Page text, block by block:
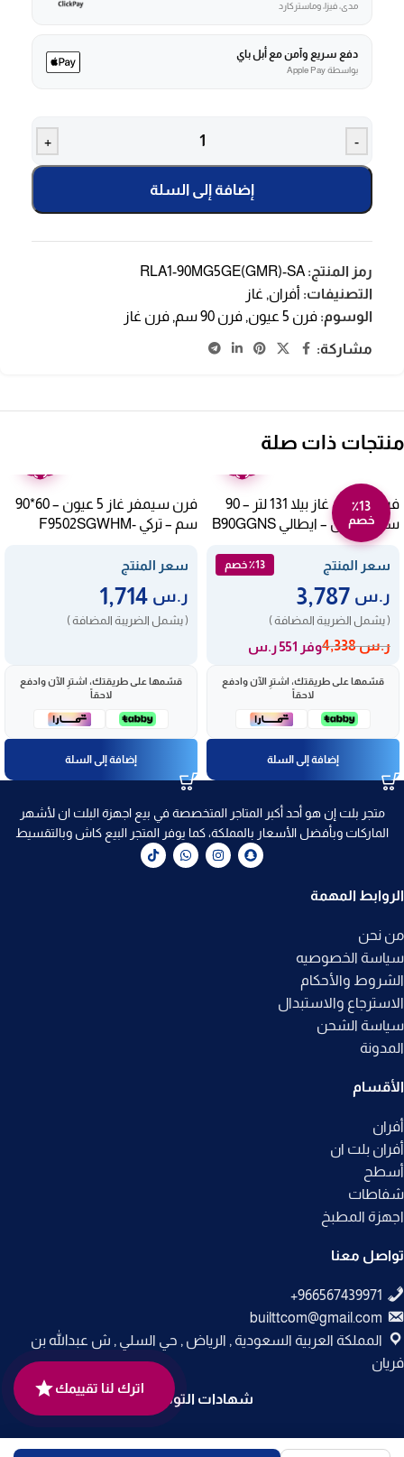
مدى، فيزا، وماستركارد
دفع سريع وآمن مع أبل باي
بواسطة Apple Pay
-
+
إضافة إلى السلة
رمز المنتج: RLA1-90MG5GE(GMR)-SA
التصنيفات: أفران, غاز
الوسوم: فرن 5 عيون , فرن 90 سم , فرن غاز
مشاركة:
منتجات ذات صلة
٪13
خصم
فرن بلت ان غاز بيلا 131 لتر – 90
سم – ستيل – ايطالي B90GGNS
سعر المنتج ٪13 خصم
ر.س
( يشمل الضريبة المضافة )
ر.س4,338 وفر 551 ر.س
قسّمها على طريقتك، اشترِ الآن وادفع
لاحقاً
إضافة إلى السلة
فرن سيمفر غاز 5 عيون – 60*90
سم – تركي F9502SGWHM-
سعر المنتج
ر.س
( يشمل الضريبة المضافة )
قسّمها على طريقتك، اشترِ الآن وادفع
لاحقاً
إضافة إلى السلة
متجر بلت إن هو أحد أكبر المتاجر المتخصصة في بيع اجهزة البلت ان لأشهر
الماركات وبأفضل الأسعار بالمملكة، كما يوفر المتجر البيع كاش وبالتقسيط
الروابط المهمة
من نحن
سياسة الخصوصيه
الشروط والأحكام
الاسترجاع والاستبدال
سياسة الشحن
المدونة
الأقسام
أفران
أفران بلت ان
أسطح
شفاطات
اجهزة المطبخ
تواصل معنا
builttcom@gmail.com
المملكة العربية السعودية , الرياض , حي السلي , ش عبدالله بن
فريان
شهادات التوثيق
جميع الحقوق محفوظة لـمتجر بلت إن© 2025.
اترك لنا تقييمك